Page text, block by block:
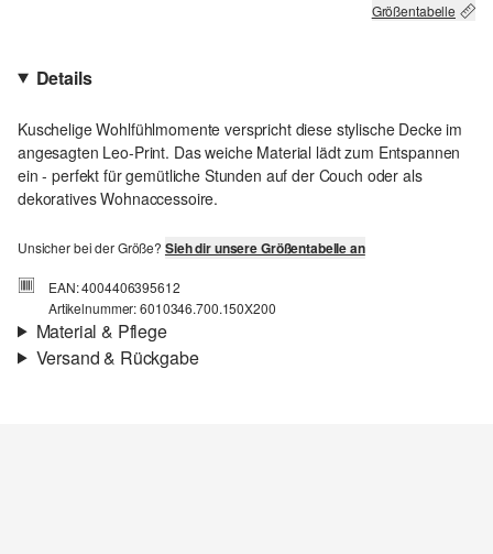
Größentabelle
Details
Kuschelige Wohlfühlmomente verspricht diese stylische Decke im
angesagten Leo-Print. Das weiche Material lädt zum Entspannen
ein - perfekt für gemütliche Stunden auf der Couch oder als
dekoratives Wohnaccessoire.
Unsicher bei der Größe? Sieh dir unsere Größentabelle an
EAN: 4004406395612
Artikelnummer: 6010346.700.150X200
Material & Pflege
Versand & Rückgabe